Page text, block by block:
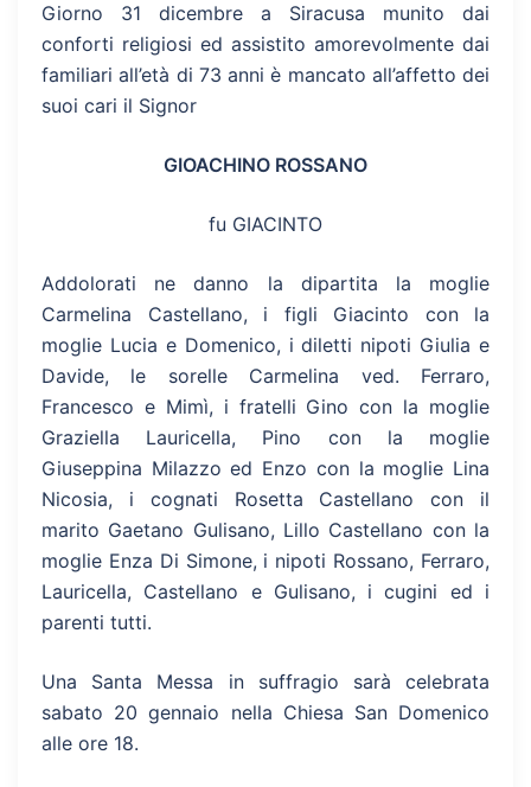
Giorno 31 dicembre a Siracusa munito dai
conforti religiosi ed assistito amorevolmente dai
familiari all’età di 73 anni è mancato all’affetto dei
suoi cari il Signor
GIOACHINO ROSSANO
fu GIACINTO
Addolorati ne danno la dipartita la moglie
Carmelina Castellano, i figli Giacinto con la
moglie Lucia e Domenico, i diletti nipoti Giulia e
Davide, le sorelle Carmelina ved. Ferraro,
Francesco e Mimì, i fratelli Gino con la moglie
Graziella Lauricella, Pino con la moglie
Giuseppina Milazzo ed Enzo con la moglie Lina
Nicosia, i cognati Rosetta Castellano con il
marito Gaetano Gulisano, Lillo Castellano con la
moglie Enza Di Simone, i nipoti Rossano, Ferraro,
Lauricella, Castellano e Gulisano, i cugini ed i
parenti tutti.
Una Santa Messa in suffragio sarà celebrata
sabato 20 gennaio nella Chiesa San Domenico
alle ore 18.